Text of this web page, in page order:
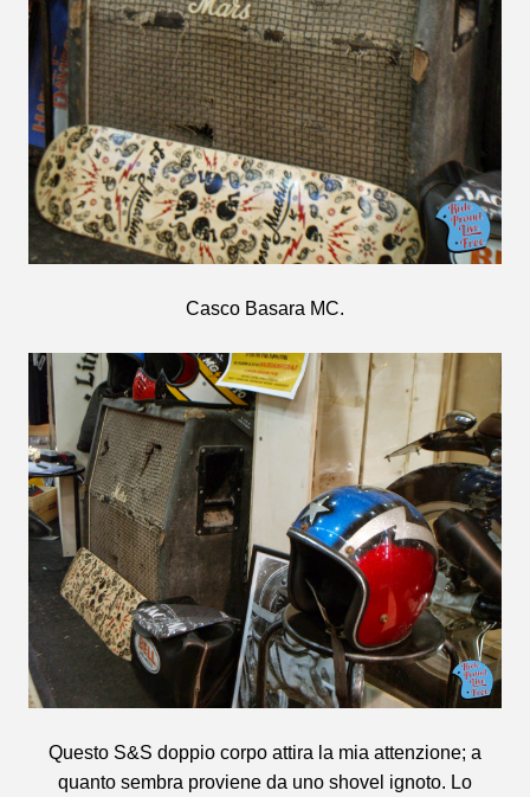
Casco Basara MC.
Questo S&S doppio corpo attira la mia attenzione; a
quanto sembra proviene da uno shovel ignoto. Lo